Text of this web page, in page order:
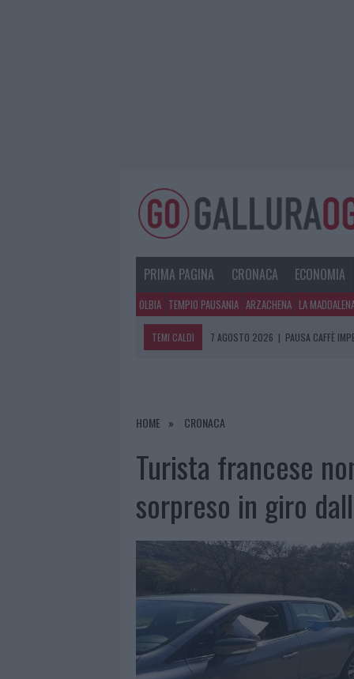
PRIMA PAGINA CRONACA ECONOMIA
OLBIA TEMPIO PAUSANIA ARZACHENA LA
TEMI CALDI 7 AGOSTO 2026 | PAUSA CAFFÈ
7 AGOSTO 2026
|
HOME CRONACA
Turista francese
sorpreso in giro